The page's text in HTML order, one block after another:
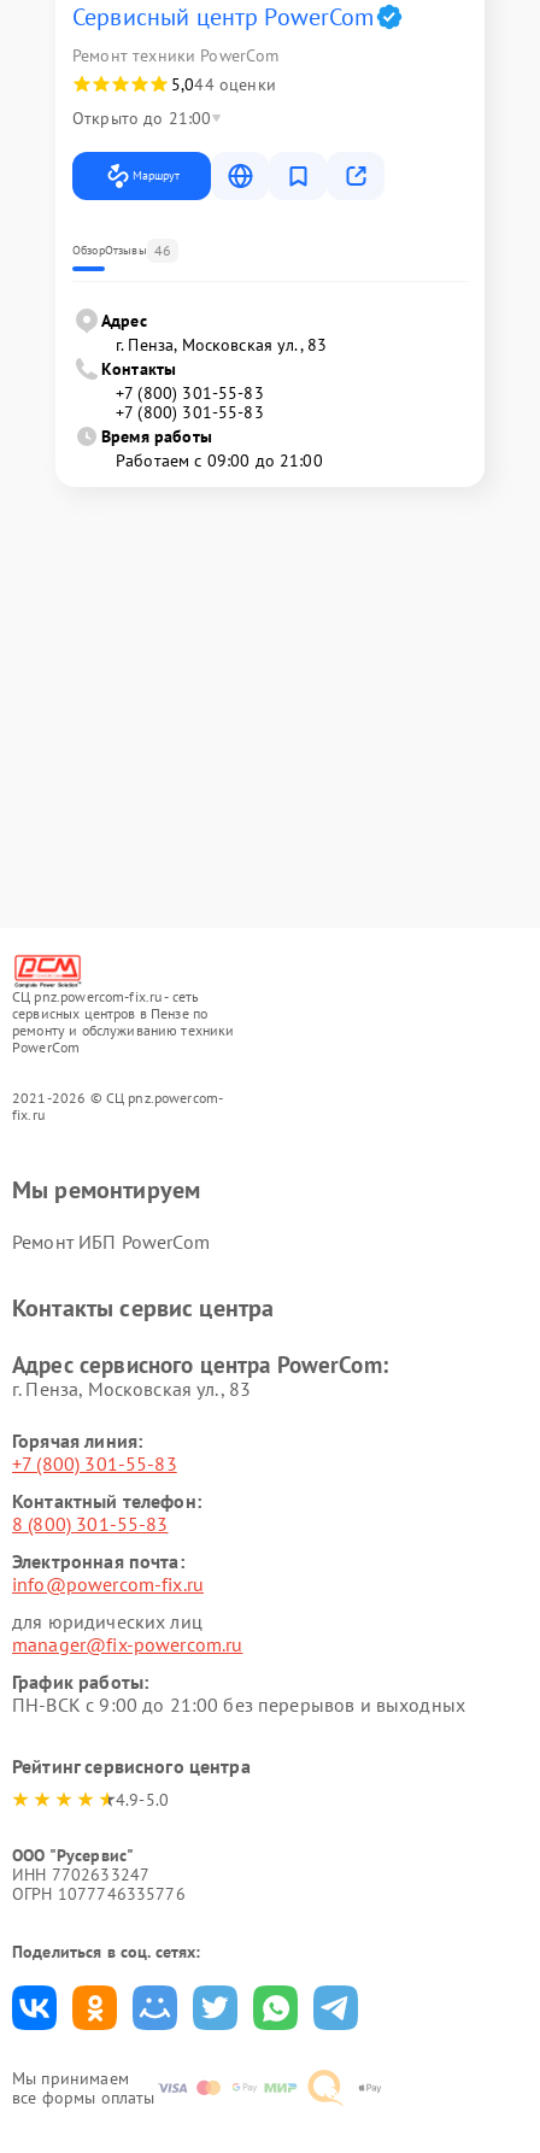
Сервисный центр PowerCom
Ремонт техники PowerCom
5,044 оценки
Открыто до 21:00
Маршрут
ОбзорОтзывы 46
Адрес
г. Пенза, Московская ул., 83
Контакты
+7 (800) 301-55-83
+7 (800) 301-55-83
Время работы
Работаем с 09:00 до 21:00
СЦ pnz.powercom-fix.ru - сеть
сервисных центров в Пензе по
ремонту и обслуживанию техники
PowerCom
2021-2026 © СЦ pnz.powercom-
fix.ru
Мы принимаем
все формы оплаты
Мы ремонтируем
Ремонт ИБП PowerCom
Контакты сервис центра
Адрес сервисного центра PowerCom:
г. Пенза, Московская ул., 83
Горячая линия:
+7 (800) 301-55-83
Контактный телефон:
8 (800) 301-55-83
Электронная почта:
info@powercom-fix.ru
для юридических лиц
manager@fix-powercom.ru
График работы:
ПН-ВСК с 9:00 до 21:00 без перерывов и выходных
Рейтинг сервисного центра
4.9-5.0
ООО "Русервис"
ИНН 7702633247
ОГРН 1077746335776
Поделиться в соц. сетях: